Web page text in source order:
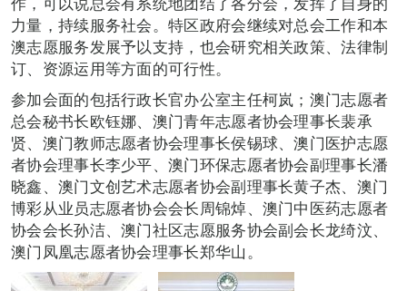
力量，持续服务社会。特区政府会继续对总会工作和本
澳志愿服务发展予以支持，也会研究相关政策、法律制
订、资源运用等方面的可行性。
参加会面的包括行政长官办公室主任柯岚；澳门志愿者
总会秘书长欧钰娜、澳门青年志愿者协会理事长裴承
贤、澳门教师志愿者协会理事长侯锡球、澳门医护志愿
者协会理事长李少平、澳门环保志愿者协会副理事长潘
晓鑫、澳门文创艺术志愿者协会副理事长黄子杰、澳门
博彩从业员志愿者协会会长周锦焯、澳门中医药志愿者
协会会长孙洁、澳门社区志愿服务协会副会长龙绮汶、
澳门凤凰志愿者协会理事长郑华山。